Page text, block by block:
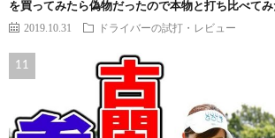
を買ってみたら偽物だったので本物と打ち比べてみ
2019.10.31 ドライバーの試打・レビュー